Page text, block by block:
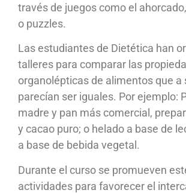
través de juegos como el
o puzzles.
Las estudiantes de Dietética han
talleres para comparar las
organolépticas de alimentos que a
parecían ser iguales. Por ejemplo:
madre y pan más comercial,
y cacao puro; o helado a base de
a base de bebida vegetal.
Durante el curso se promueven
actividades para favorecer el